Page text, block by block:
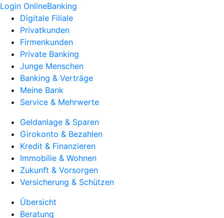
Login OnlineBanking
Digitale Filiale
Privatkunden
Firmenkunden
Private Banking
Junge Menschen
Banking & Verträge
Meine Bank
Service & Mehrwerte
Geldanlage & Sparen
Girokonto & Bezahlen
Kredit & Finanzieren
Immobilie & Wohnen
Zukunft & Vorsorgen
Versicherung & Schützen
Übersicht
Beratung